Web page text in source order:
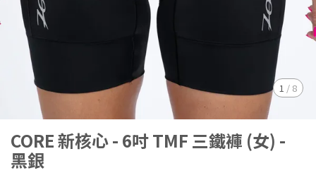
1 / 8
CORE 新核心 - 6吋 TMF 三鐵褲 (女) -
黑銀